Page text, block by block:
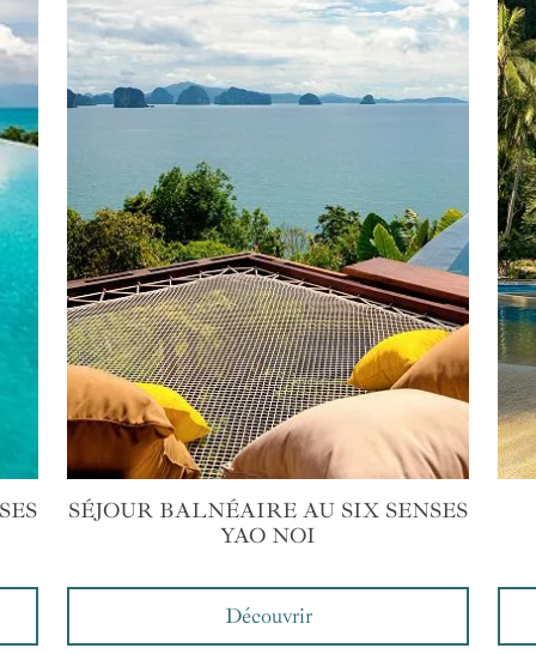
SÉJOUR BALNÉAIRE AU SIX SENSES
YAO NOI
Découvrir